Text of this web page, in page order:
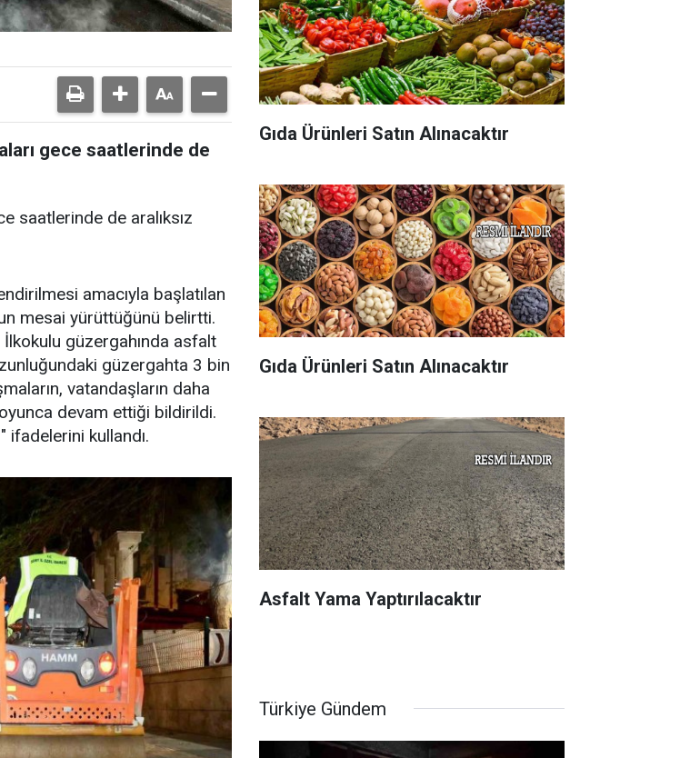
gece saatlerinde de
saatlerinde de aralıksız
amacıyla başlatılan
mesai yürüttüğünü belirtti.
güzergahında asfalt
güzergahta 3 bin
vatandaşların daha
devam ettiği bildirildi.
ifadelerini kullandı.
Gıda Ürünleri Satın Alınacaktır
Gıda Ürünleri Satın Alınacaktır
Asfalt Yama Yaptırılacaktır
Türkiye Gündem